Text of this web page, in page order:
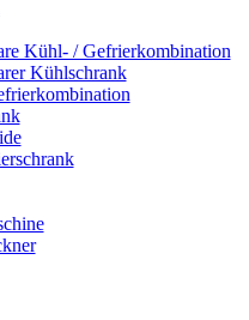
Kühl- / Gefrierkombination
Kühlschrank